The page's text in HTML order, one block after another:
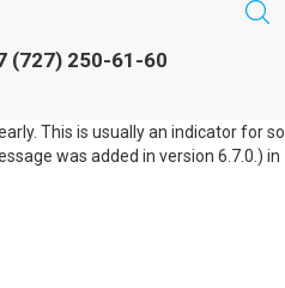
message was added in version
This is usually an indicator for
was added in version 6.7.0.) in
(727) 250-61-60